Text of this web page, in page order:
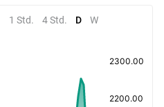
1 Std. 4 Std. D W